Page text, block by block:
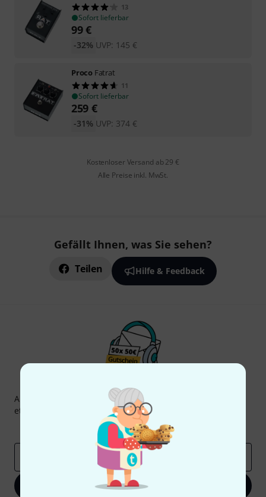
13
Sofort lieferbar
99€
UVP: 145 €
-32%
Proco Fatrat
11
Sofort lieferbar
259 €
UVP: 374 €
-31%
Kostenloser Versand ab 29 €
Alle Preise inkl. MwSt.
Gefällt Ihnen, was Sie sehen?
Teilen Hilfe & Feedback
Thomann Newsletter
Abonniere den Thomann Newsletter und gewinne mit
etwas Glück einen von
50 Gutscheinen
Inspirierende Beiträge
Deals Thomann Insights
Jetzt anmelden